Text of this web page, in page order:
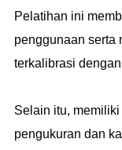
Pelatihan ini
penggunaan serta
terkalibrasi
Selain itu,
pengukuran dan